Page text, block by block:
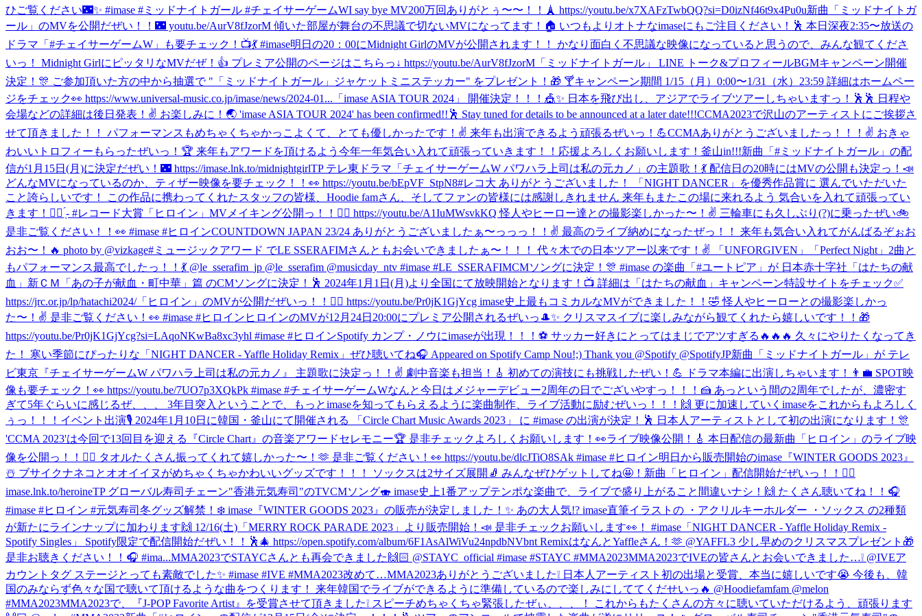
ひご覧ください🌃✨ #imase #ミッドナイトガール #チェイサーゲームWI say bye MV200万回ありがとぅ〜〜！！🗼 https://youtu.be/x7XAFzTwbQQ?si=D0izNf46t9x4Pu0u新曲「ミッドナイトガ
ール」のMVを公開だぜい！！🌃 youtu.be/AurV8fJzorM 傾いた部屋が舞台の不思議で切ないMVになってます！🏠 いつもよりオトナなimaseにもご注目ください！🕺 本日深夜2:35〜放送の
ドラマ「#チェイサーゲームW」も要チェック！📺💃 #imase明日の20：00にMidnight GirlのMVが公開されます！！ かなり面白く不思議な映像になっていると思うので、みんな観てくださ
いっ！ Midnight GirlにピッタリなMVだぜ！👍 プレミア公開のページはこちらっ↓ https://youtu.be/AurV8fJzorM 「ミッドナイトガール」 LINE トーク&プロフィールBGMキャンペーン開催
決定！🎊 ご参加頂いた方の中から抽選で "「ミッドナイトガール」ジャケットミニステッカー" をプレゼント！🎁 🍸キャンペーン期間 1/15（月）0:00〜1/31（水）23:59 詳細はホームペー
ジをチェック👀 https://www.universal-music.co.jp/imase/news/2024-01... 「imase ASIA TOUR 2024」 開催決定！！！🎪✨ 日本を飛び出し、アジアでライブツアーしちゃいますっ！🕺🕺 日程や
会場などの詳細は後日発表！✌️ お楽しみに！🌏 'imase ASIA TOUR 2024' has been confirmed!!🕺 Stay tuned for details to be announced at a later date!!!CCMA2023で沢山のアーティストにご挨拶さ
せて頂きました！！ パフォーマンスもめちゃくちゃかっこよくて、とても優しかったです！✌️ 来年も出演できるよう頑張るぜいっ！💪CCMAありがとうございましたっ！！！✌️ おきゃ
わいいトロフィーもらったぜいっ！🏆 来年もアワードを頂けるよう今年一年気合い入れて頑張っていきます！！応援よろしくお願いします！ 釜山in!!!新曲「#ミッドナイトガール」の配
信が1月15日(月)に決定だぜい！🌃 https://imase.lnk.to/midnightgirlTP テレ東ドラマ「チェイサーゲームW パワハラ上司は私の元カノ」の主題歌！💃 配信日の20時にはMVの公開も決定っ！📣
どんなMVになっているのか、ティザー映像を要チェック！！👀 https://youtu.be/bEpVF_StpN8#レコ大 ありがとうございました！ 「NIGHT DANCER」を優秀作品賞に 選んでいただいた
こと誇らしいです！ この作品に携わってくれたスタッフの皆様、Hoodie famさん、そしてファンの皆様には感謝しきれません 来年もまたこの場に来れるよう 気合いを入れて頑張ってい
きます！✊🏻 ̖́- #レコード大賞 「ヒロイン」MVメイキング公開っ！！🦸‍♀️ https://youtu.be/A1IuMWsvkKQ 怪人やヒーロー達との撮影楽しかった〜！✌️ 三輪車にも久しぶり(?)に乗ったぜい🚲
是非ご覧ください！！👀 #imase #ヒロインCOUNTDOWN JAPAN 23/24 ありがとうございましたぁ〜っっっ！！✌️ 最高のライブ納めになったぜっ！！ 来年も気合い入れてがんばるぞぉお
おお〜！🔥 photo by @vizkage#ミュージックアワード でLE SSERAFIMさんともお会いできましたぁ〜！！！ 代々木での日本ツアー以来です！✌️ 「UNFORGIVEN」「Perfect Night」2曲と
もパフォーマンス最高でしたっ！！💃 @le_sserafim_jp @le_sserafim @musicday_ntv #imase #LE_SSERAFIMCMソングに決定！🎊 #imase の楽曲「#ユートピア」が 日本赤十字社「はたちの献
血」新ＣＭ「あの子が献血・町中華」篇 のCMソングに決定！🕺 2024年1月1日(月)より全国にて放映開始となります！📺 詳細は「はたちの献血」キャンペーン特設サイトをチェック✅
https://jrc.or.jp/lp/hatachi2024/「ヒロイン」のMVが公開だぜいっ！！🦸‍♀️ https://youtu.be/Pr0jK1GjYcg imase史上最もコミカルなMVができました！！🤣 怪人やヒーローとの撮影楽しかっ
た〜！✌️ 是非ご覧ください！👀 #imase #ヒロイン ヒロインのMVが12月24日20:00にプレミア公開されるぜいっ🎩✨ クリスマスイブに楽しみながら観てくれたら嬉しいです！！🎁
https://youtu.be/Pr0jK1GjYcg?si=LAqoNKwBa8xc3yhl #imase #ヒロインSpotify カンプ・ノウにimaseが出現！！！⚽️ サッカー好きにとってはまじでアツすぎる🔥🔥🔥 久々にやりたくなってき
た！ 寒い季節にぴったりな「NIGHT DANCER - Yaffle Holiday Remix」ぜひ聴いてね🎧 Appeared on Spotify Camp Nou!;) Thank you @Spotify @SpotifyJP新曲「ミッドナイトガール」が テレ
ビ東京『チェイサーゲームW パワハラ上司は私の元カノ』 主題歌に決定っ！！✌️ 劇中音楽も担当！🎸 初めての演技にも挑戦したぜい！💪 ドラマ本編に出演しちゃいます！👨‍💼 SPOT映
像も要チェック！👀 https://youtu.be/7UO7p3XQkPk #imase #チェイサーゲームWなんと今日はメジャーデビュー2周年の日でございやすっ！！！🍰 あっという間の2周年でしたが、濃密す
ぎて5年ぐらいに感じるぜ、、、 3年目突入ということで、もっとimaseを知ってもらえるように楽曲制作、ライブ活動に励むぜいっ！！！🙌 更に加速していくimaseをこれからもよろしく
ぅっ！！！ イベント出演🎙 2024年1月10日に韓国・釜山にて開催される 「Circle Chart Music Awards 2023」 に #imase の出演が決定！🕺 日本人アーティストとして初の出演になります！🎊
'CCMA 2023'は今回で13回目を迎える『Circle Chart』の音楽アワードセレモニー🏆 是非チェックよろしくお願いします！👀ライブ映像公開！🎸 本日配信の最新曲「ヒロイン」のライブ映
像を公開っ！！🦸‍♀️ タオルたくさん振ってくれて嬉しかった〜！🫶 是非ご覧ください！👀 https://youtu.be/dlcJTiO8SAk #imase #ヒロイン明日から販売開始のimase『WINTER GOODS 2023』
☃️ ブサイクナネコとオオイイヌがめちゃくちゃかわいいグッズです！！！ ソックスは2サイズ展開🧦 みんなぜひゲットしてね🤩！ 新曲「ヒロイン」配信開始だぜいっ！！🦸‍♀️
imase.lnk.to/heroineTP グローバル寿司チェーン"香港元気寿司"のTVCMソング🍣 imase史上1番アップテンポな楽曲で、ライブで盛り上がること間違いナシ！🙌 たくさん聴いてね！！🎧
#imase #ヒロイン #元気寿司 冬グッズ解禁！❄️ imase『WINTER GOODS 2023』の販売が決定しました！✨ あの大人気!? imase直筆イラストの ・アクリルキーホルダー ・ソックス の2種類
が新たにラインナップに加わります🙌 12/16(土)「MERRY ROCK PARADE 2023」より販売開始！📣 是非チェックお願いします👀！ #imase 「NIGHT DANCER - Yaffle Holiday Remix -
Spotify Singles」 Spotify限定で配信開始だぜい！！🕺🎄 https://open.spotify.com/album/6F1AsAlWiVu24npdbNVbnt RemixはなんとYaffleさん！🫶 @YAFFL3 少し早めのクリスマスプレゼント🎁
是非お聴きください！！🎧 #ima...MMA2023でSTAYCさんとも再会できました🙌🏻 @STAYC_official #imase #STAYC #MMA2023MMA2023でIVEの皆さんとお会いできました…❕ @IVEア
カウントタグ ステージとっても素敵でした✨ #imase #IVE #MMA2023改めて…MMA2023ありがとうございました❕ 日本人アーティスト初の出場と受賞、本当に嬉しいです😭 今後も、韓
国のみならず色々な国で聴いて頂けるような曲をつくります！ 来年韓国でライブができるように準備しているので楽しみにしててくだせいっ🔥 @Hoodiefamfam @melon
#MMA2023MMA2023で、『J-POP Favorite Artist』を受賞させて頂きました❕ スピーチめちゃくちゃ緊張したぜぃ、、、！ これからもたくさんの方々に聴いていただけるよう、頑張ります